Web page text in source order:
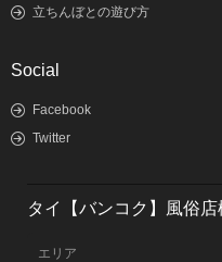
立ちんぼとの遊び方
Social
Facebook
Twitter
タイ【バンコク】風俗店
エリア